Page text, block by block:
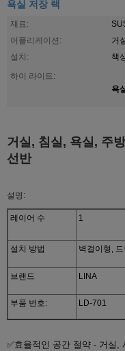
욕실 저장 랙
재료:
어플리케이션:
거
설치:
책
하이 라이트:
욕
거실, 침실, 욕실, 주
선반
설명:
레이어 수 1
설치 방법 벽걸이형, 드
브랜드 LINA
부품 번호: LD-701
✅효율적인 공간 절약 - 거실,